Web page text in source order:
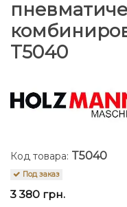
T5040
Код товара: T5040
Под заказ
3 380 грн.